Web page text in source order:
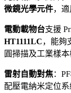
微鏡光學元件，
電動載物台支援
HT1111LC，能夠
圓掃描及工業樣本
雷射自動對焦：
配壓電納米定位系